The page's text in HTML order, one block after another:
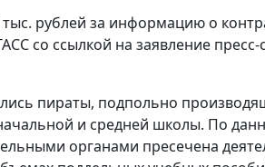
рублей за информацию о
со ссылкой на заявление
пираты, подпольно
и средней школы. По
органами пресечена